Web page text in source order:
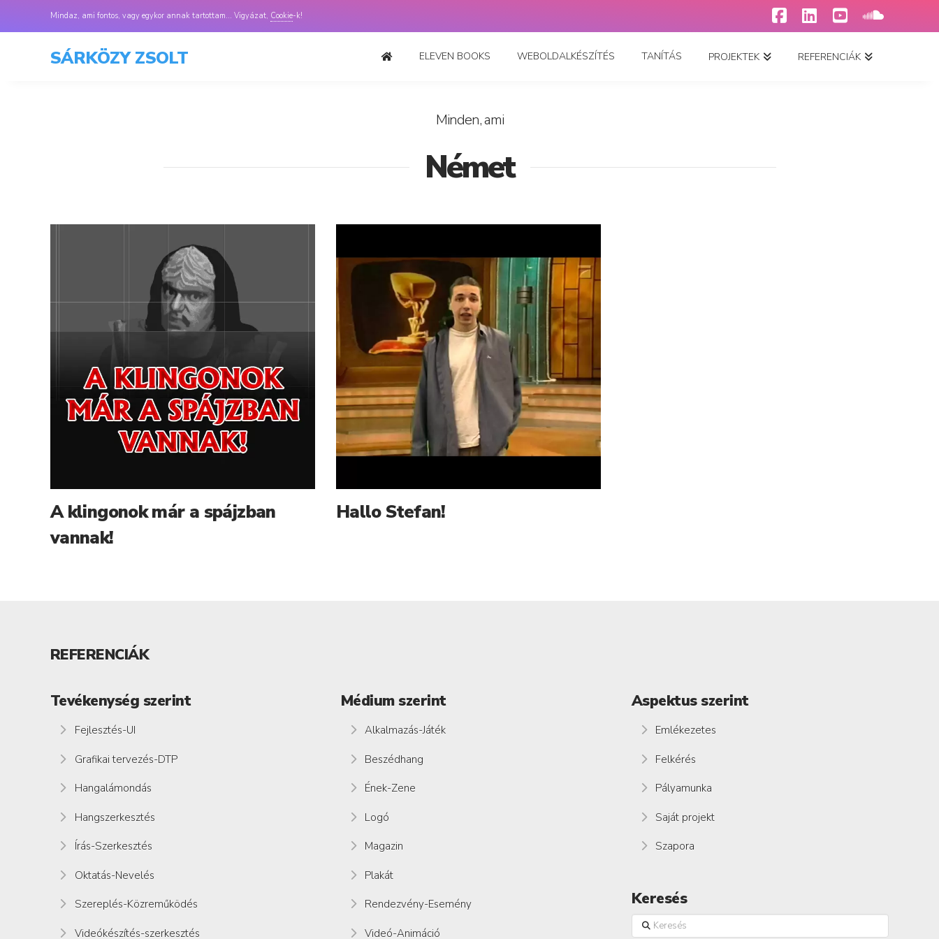
Mindaz, ami fontos, vagy egykor annak tartottam... Vigyázat, Cookie-k!
Facebook
LinkedInYouTube
SÁRKÖZY ZSOLT
ELEVEN BOOKS WEBOLDALKÉSZÍTÉS TANÍTÁS PROJEKTEK REFERENCIÁK
Minden, ami
Német
A klingonok már a spájzban
vannak!
Hallo Stefan!
REFERENCIÁK
Tevékenység szerint
Fejlesztés-UI
Grafikai tervezés-DTP
Hangalámondás
Hangszerkesztés
Írás-Szerkesztés
Oktatás-Nevelés
Szereplés-Közreműködés
Videókészítés-szerkesztés
Médium szerint
Alkalmazás-Játék
Beszédhang
Ének-Zene
Logó
Magazin
Plakát
Rendezvény-Esemény
Videó-Animáció
Aspektus szerint
Emlékezetes
Felkérés
Pályamunka
Saját projekt
Szapora
Keresés
Keresés